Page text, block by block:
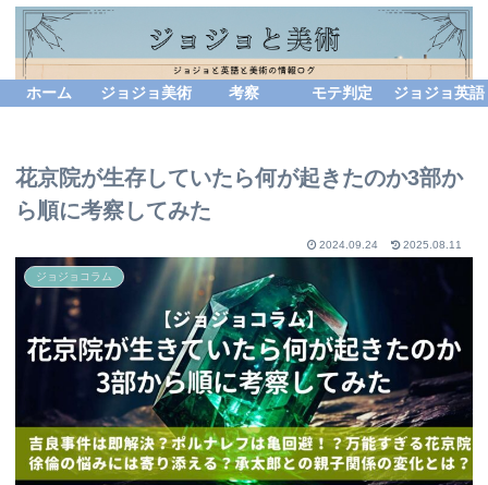
ホーム ジョジョ美術 考察 モテ判定 ジョジョ英語
花京院が生存していたら何が起きたのか3部か
ら順に考察してみた
2024.09.24 2025.08.11
ジョジョコラム